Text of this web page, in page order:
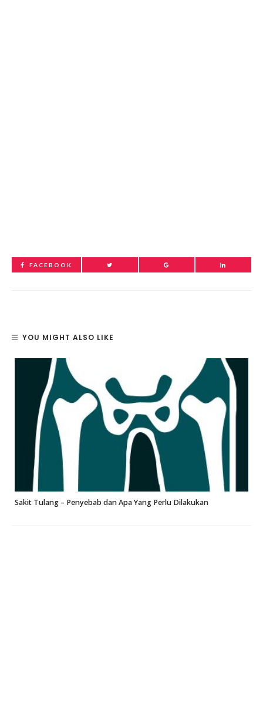
FACEBOOK
YOU MIGHT ALSO LIKE
Sakit Tulang – Penyebab dan Apa Yang Perlu Dilakukan